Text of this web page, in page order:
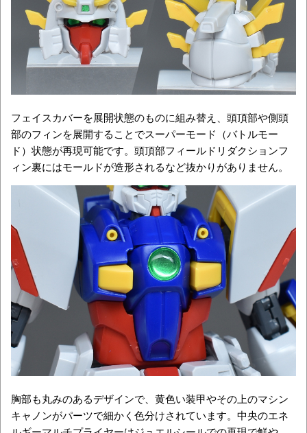
フェイスカバーを展開状態のものに組み替え、頭頂部や側頭
部のフィンを展開することでスーパーモード（バトルモー
ド）状態が再現可能です。頭頂部フィールドリダクションフ
ィン裏にはモールドが造形されるなど抜かりがありません。
胸部も丸みのあるデザインで、黄色い装甲やその上のマシン
キャノンがパーツで細かく色分けされています。中央のエネ